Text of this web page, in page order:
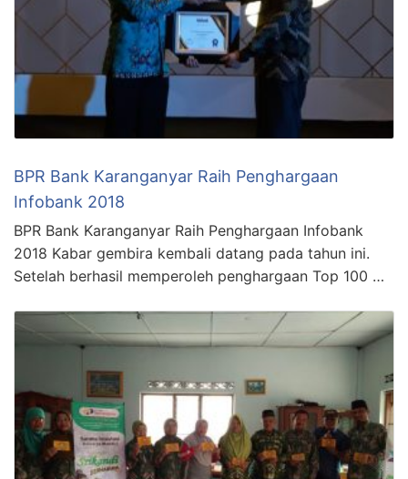
BPR Bank Karanganyar Raih Penghargaan
Infobank 2018
BPR Bank Karanganyar Raih Penghargaan Infobank
2018 Kabar gembira kembali datang pada tahun ini.
Setelah berhasil memperoleh penghargaan Top 100 …